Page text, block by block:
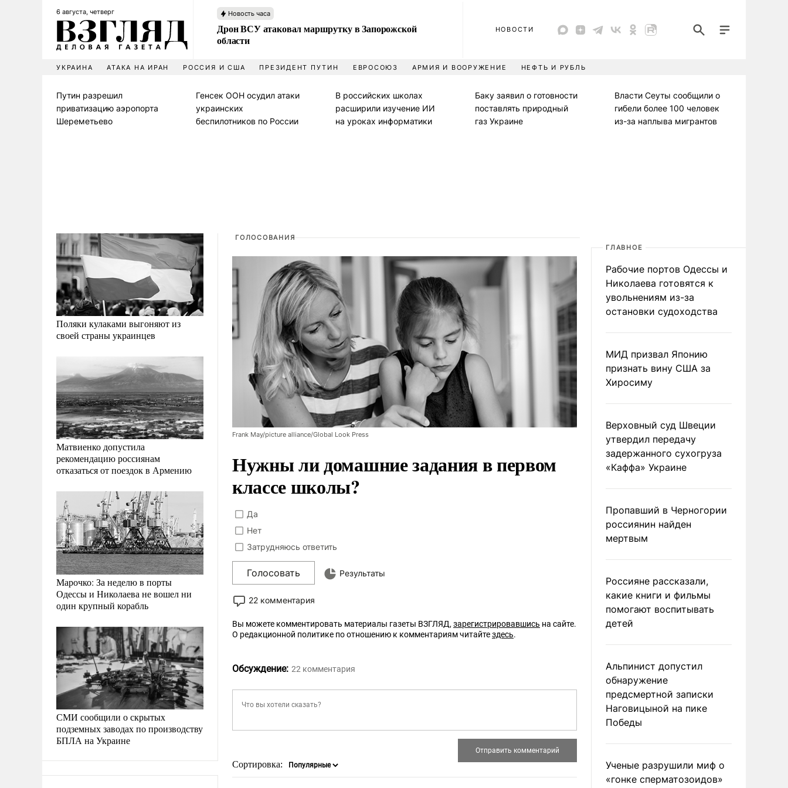
6 августа, четверг Новость часа
Дрон ВСУ атаковал маршрутку в Запорожской
области
НОВОСТИ
УКРАИНА АТАКА НА ИРАН РОССИЯ И США ПРЕЗИДЕНТ ПУТИН ЕВРОСОЮЗ АРМИЯ И ВООРУЖЕНИЕ НЕФТЬ И РУБЛЬ
Путин разрешил
приватизацию аэропорта
Шереметьево
Генсек ООН осудил атаки
украинских
беспилотников по России
В российских школах
расширили изучение ИИ
на уроках информатики
Баку заявил о готовности
поставлять природный
газ Украине
Власти Сеуты сообщили о
гибели более 100 человек
из-за наплыва мигрантов
Поляки кулаками выгоняют из
своей страны украинцев
Матвиенко допустила
рекомендацию россиянам
отказаться от поездок в Армению
Марочко: За неделю в порты
Одессы и Николаева не вошел ни
один крупный корабль
СМИ сообщили о скрытых
подземных заводах по производству
БПЛА на Украине
ГОЛОСОВАНИЯ
Frank May/picture alliance/Global Look Press
Нужны ли домашние задания в первом
классе школы?
Да
Нет
Затрудняюсь ответить
Голосовать Результаты
22 комментария
Вы можете комментировать материалы газеты ВЗГЛЯД, зарегистрировавшись на сайте.
О редакционной политике по отношению к комментариям читайтездесь.
Обсуждение: 22 комментария
Сортировка:
ГЛАВНОЕ
Рабочие портов Одессы и
Николаева готовятся к
увольнениям из-за
остановки судоходства
МИД призвал Японию
признать вину США за
Хиросиму
Верховный суд Швеции
утвердил передачу
задержанного сухогруза
«Каффа» Украине
Пропавший в Черногории
россиянин найден
мертвым
Россияне рассказали,
какие книги и фильмы
помогают воспитывать
детей
Альпинист допустил
обнаружение
предсмертной записки
Наговицыной на пике
Победы
Ученые разрушили миф о
«гонке сперматозоидов»